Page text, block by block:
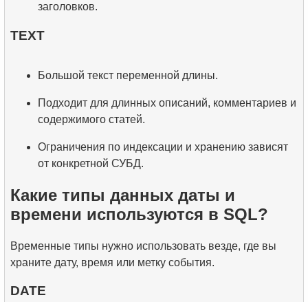
заголовков.
TEXT
Большой текст переменной длины.
Подходит для длинных описаний, комментариев и
содержимого статей.
Ограничения по индексации и хранению зависят
от конкретной СУБД.
Какие типы данных даты и
времени используются в SQL?
Временные типы нужно использовать везде, где вы
храните дату, время или метку события.
DATE